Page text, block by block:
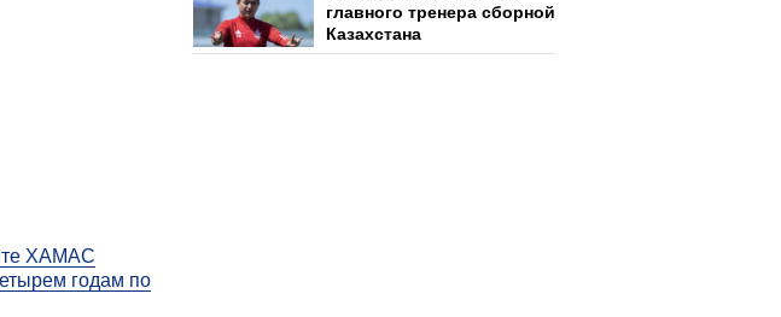
ХАМАС
годам по